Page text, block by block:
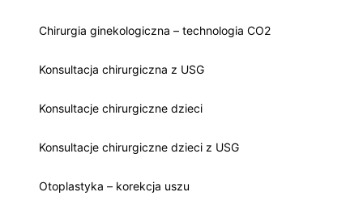
Chirurgia ginekologiczna – technologia CO2
Konsultacja chirurgiczna z USG
Konsultacje chirurgiczne dzieci
Konsultacje chirurgiczne dzieci z USG
Otoplastyka – korekcja uszu